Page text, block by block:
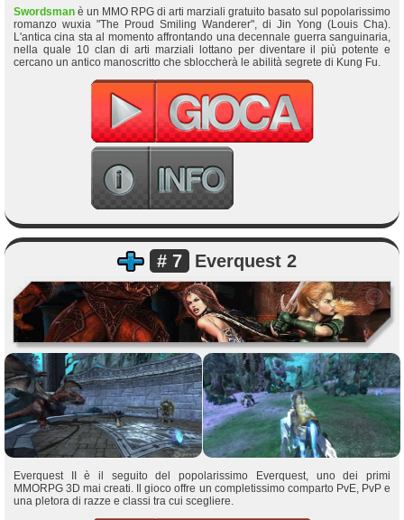
Swordsman è un MMO RPG di arti marziali gratuito basato sul popolarissimo
romanzo wuxia "The Proud Smiling Wanderer", di Jin Yong (Louis Cha).
L'antica cina sta al momento affrontando una decennale guerra sanguinaria,
nella quale 10 clan di arti marziali lottano per diventare il più potente e
cercano un antico manoscritto che sbloccherà le abilità segrete di Kung Fu.
# 7 Everquest 2
Everquest II è il seguito del popolarissimo Everquest, uno dei primi
MMORPG 3D mai creati. Il gioco offre un completissimo comparto PvE, PvP e
una pletora di razze e classi tra cui scegliere.